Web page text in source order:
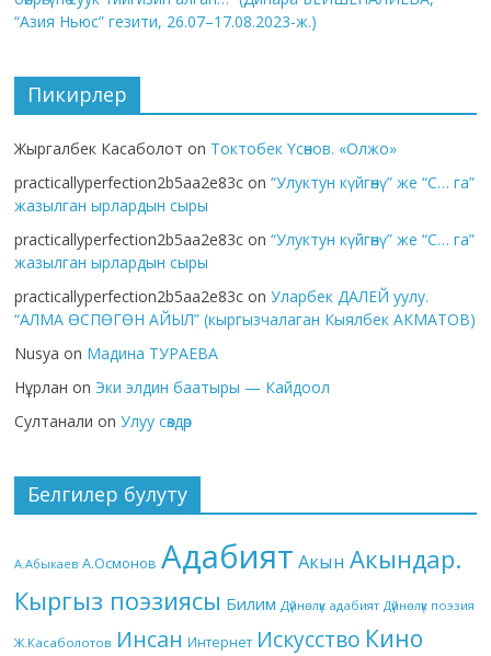
“Азия Ньюс” гезити, 26.07–17.08.2023-ж.)
Пикирлер
Жыргалбек Касаболот on Токтобек Үсөнов. «Олжо»
practicallyperfection2b5aa2e83c on“Улуктун күйгөнү” же “С… га”
жазылган ырлардын сыры
practicallyperfection2b5aa2e83c on“Улуктун күйгөнү” же “С… га”
жазылган ырлардын сыры
practicallyperfection2b5aa2e83c onУларбек ДАЛЕЙ уулу.
“АЛМА ӨСПӨГӨН АЙЫЛ” (кыргызчалаган Кыялбек АКМАТОВ)
Nusya on Мадина ТУРАЕВА
Нұрлан on Эки элдин баатыры — Кайдоол
Султанали onУлуу сөздөр
Белгилер булуту
А.Абыкаев А.Осмонов Адабият Акын Акындар.
Кыргыз поэзиясы Билим Дүйнөлүк адабият Дүйнөлүк поэзия
Ж.Касаболотов Инсан Интернет Искусство Кино